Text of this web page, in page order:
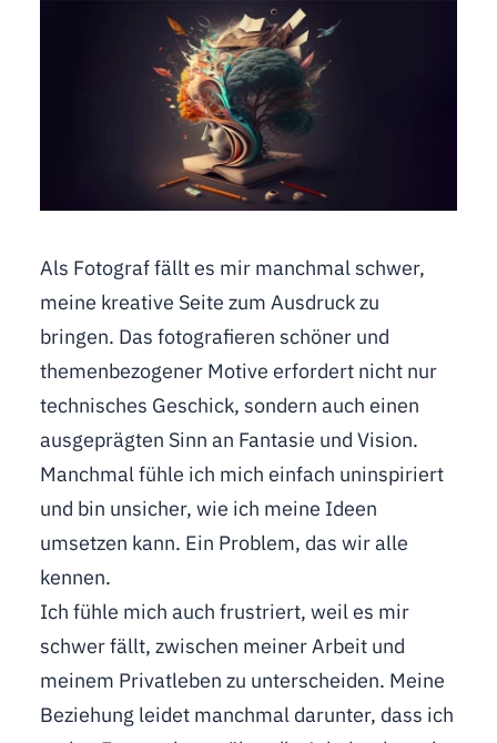
Als Fotograf fällt es mir manchmal schwer,
meine kreative Seite zum Ausdruck zu
bringen. Das fotografieren schöner und
themenbezogener Motive erfordert nicht nur
technisches Geschick, sondern auch einen
ausgeprägten Sinn an Fantasie und Vision.
Manchmal fühle ich mich einfach uninspiriert
und bin unsicher, wie ich meine Ideen
umsetzen kann. Ein Problem, das wir alle
kennen.
Ich fühle mich auch frustriert, weil es mir
schwer fällt, zwischen meiner Arbeit und
meinem Privatleben zu unterscheiden. Meine
Beziehung leidet manchmal darunter, dass ich